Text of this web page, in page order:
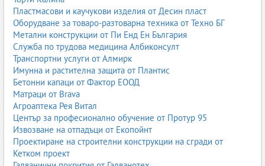
Пластмасови и каучукови изделия от Десин пласт
Оборудване за товаро-разтоварна техника от Техно БГ
Метални конструкции от Пи Енд Ен България
Служба по трудова медицина Албиконсулт
Транспортни услуги от Алмирк
Имунна и растителна защита от Плантис
Бетонни капаци от Фактор ЕООД
Матраци от Brava
Агроаптека Рея Витал
Център за професионално обучение от Протур 95
Извозване на отпадъци от Екопойнт
Проектиране на строителни конструкции на сгради от
Кетком проект